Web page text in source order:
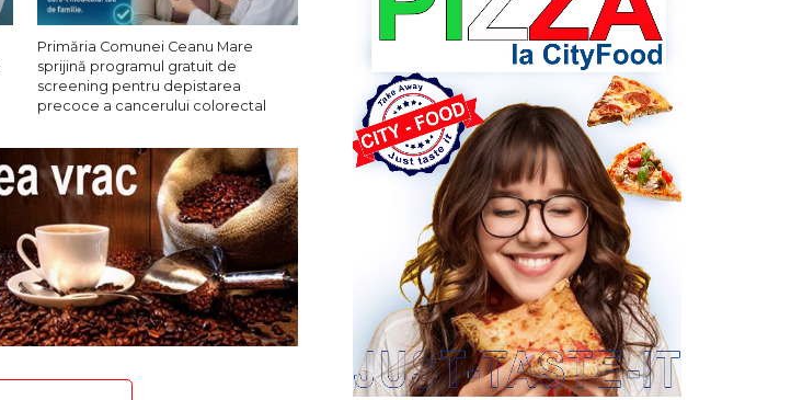
Primăria Comunei Ceanu Mare
sprijină programul gratuit de
screening pentru depistarea
precoce a cancerului colorectal